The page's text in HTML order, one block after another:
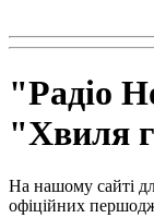
"Радіо
"Хвиля
На нашому сайті
офіційних